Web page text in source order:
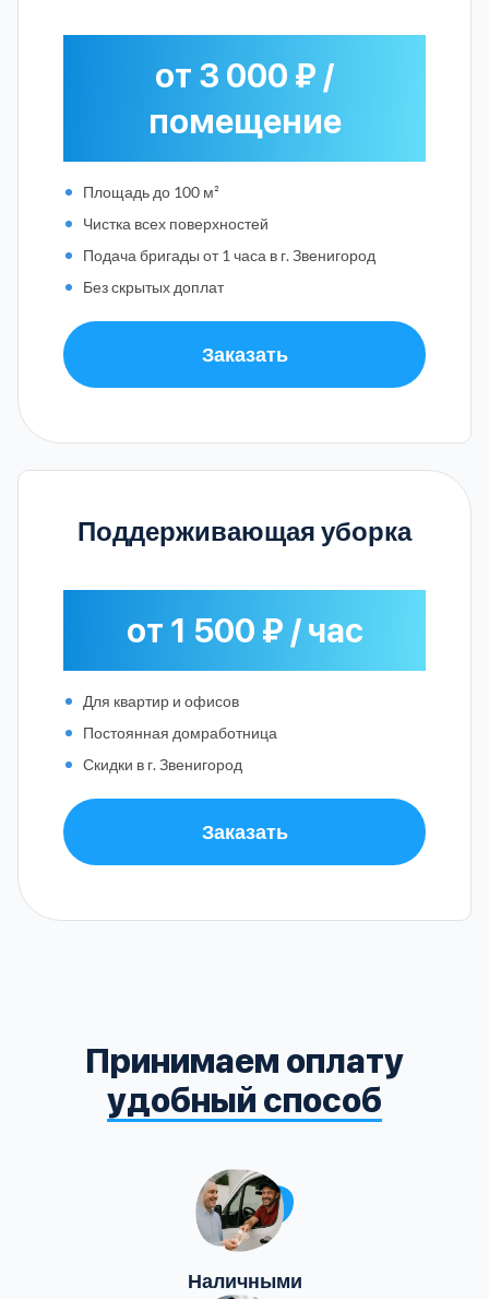
от 3 000 ₽ /
помещение
Площадь до 100 м²
Чистка всех поверхностей
Подача бригады от 1 часа в г. Звенигород
Без скрытых доплат
Заказать
Поддерживающая уборка
от 1 500 ₽ / час
Для квартир и офисов
Постоянная домработница
Скидки в г. Звенигород
Заказать
Принимаем оплату
удобный способ
Наличными